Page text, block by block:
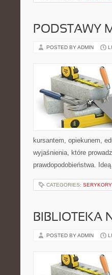
PODSTAWY
POSTED BY ADMIN
kursantem, opiekunem,
wyjaśnienia, które
prawdopodobieństwa.
CATEGORIES:
BIBLIOTEKA
POSTED BY ADMIN